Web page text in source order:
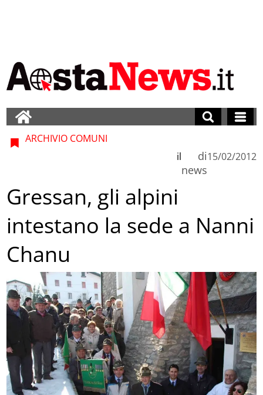
ARCHIVIO COMUNI
di
news
il 15/02/2012
Gressan, gli alpini
intestano la sede a Nanni
Chanu